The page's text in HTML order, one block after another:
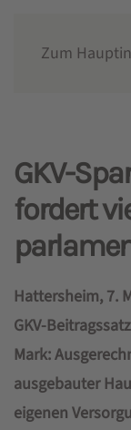
Zum
GKV-
fordert
Hattersheim, 7.
GKV-
Mark:
ausgebauter
eigenen